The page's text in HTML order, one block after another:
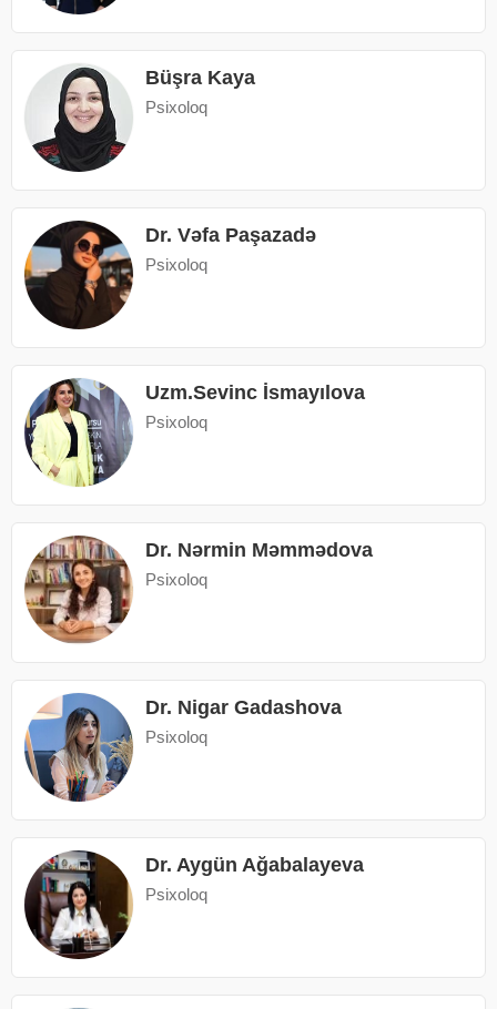
Büşra Kaya
Psixoloq
Dr. Vəfa Paşazadə
Psixoloq
Uzm.Sevinc İsmayılova
Psixoloq
Dr. Nərmin Məmmədova
Psixoloq
Dr. Nigar Gadashova
Psixoloq
Dr. Aygün Ağabalayeva
Psixoloq